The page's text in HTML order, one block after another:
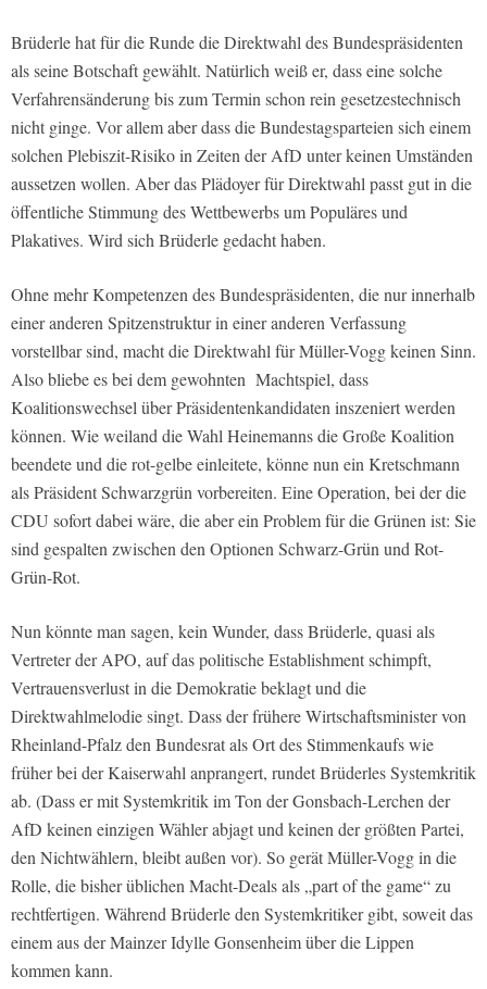
Brüderle hat für die Runde die Direktwahl des Bundespräsidenten
als seine Botschaft gewählt. Natürlich weiß er, dass eine solche
Verfahrensänderung bis zum Termin schon rein gesetzestechnisch
nicht ginge. Vor allem aber dass die Bundestagsparteien sich einem
solchen Plebiszit-Risiko in Zeiten der AfD unter keinen Umständen
aussetzen wollen. Aber das Plädoyer für Direktwahl passt gut in die
öffentliche Stimmung des Wettbewerbs um Populäres und
Plakatives. Wird sich Brüderle gedacht haben.
Ohne mehr Kompetenzen des Bundespräsidenten, die nur innerhalb
einer anderen Spitzenstruktur in einer anderen Verfassung
vorstellbar sind, macht die Direktwahl für Müller-Vogg keinen Sinn.
Also bliebe es bei dem gewohnten Machtspiel, dass
Koalitionswechsel über Präsidentenkandidaten inszeniert werden
können. Wie weiland die Wahl Heinemanns die Große Koalition
beendete und die rot-gelbe einleitete, könne nun ein Kretschmann
als Präsident Schwarzgrün vorbereiten. Eine Operation, bei der die
CDU sofort dabei wäre, die aber ein Problem für die Grünen ist: Sie
sind gespalten zwischen den Optionen Schwarz-Grün und Rot-
Grün-Rot.
Nun könnte man sagen, kein Wunder, dass Brüderle, quasi als
Vertreter der APO, auf das politische Establishment schimpft,
Vertrauensverlust in die Demokratie beklagt und die
Direktwahlmelodie singt. Dass der frühere Wirtschaftsminister von
Rheinland-Pfalz den Bundesrat als Ort des Stimmenkaufs wie
früher bei der Kaiserwahl anprangert, rundet Brüderles Systemkritik
ab. (Dass er mit Systemkritik im Ton der Gonsbach-Lerchen der
AfD keinen einzigen Wähler abjagt und keinen der größten Partei,
den Nichtwählern, bleibt außen vor). So gerät Müller-Vogg in die
Rolle, die bisher üblichen Macht-Deals als „part of the game“ zu
rechtfertigen. Während Brüderle den Systemkritiker gibt, soweit das
einem aus der Mainzer Idylle Gonsenheim über die Lippen
kommen kann.